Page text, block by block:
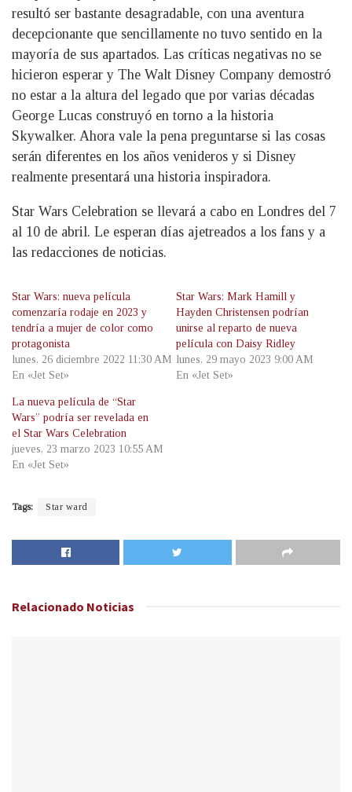
resultó ser bastante desagradable, con una aventura
decepcionante que sencillamente no tuvo sentido en la
mayoría de sus apartados. Las críticas negativas no se
hicieron esperar y The Walt Disney Company demostró
no estar a la altura del legado que por varias décadas
George Lucas construyó en torno a la historia
Skywalker. Ahora vale la pena preguntarse si las cosas
serán diferentes en los años venideros y si Disney
realmente presentará una historia inspiradora.
Star Wars Celebration se llevará a cabo en Londres del 7
al 10 de abril. Le esperan días ajetreados a los fans y a
las redacciones de noticias.
Star Wars: nueva película
comenzaría rodaje en 2023 y
tendría a mujer de color como
protagonista
lunes, 26 diciembre 2022 11:30 AM
En «Jet Set»
Star Wars: Mark Hamill y
Hayden Christensen podrían
unirse al reparto de nueva
película con Daisy Ridley
lunes, 29 mayo 2023 9:00 AM
En «Jet Set»
La nueva película de “Star
Wars” podría ser revelada en
el Star Wars Celebration
jueves, 23 marzo 2023 10:55 AM
En «Jet Set»
Tags: Star ward
Relacionado Noticias